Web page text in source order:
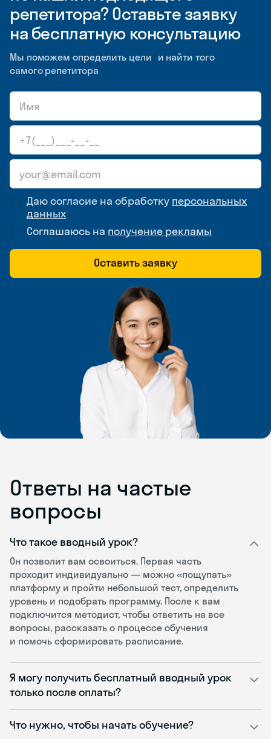
репетитора? Оставьте заявку
на бесплатную консультацию
Мы поможем определить цели и найти того
самого репетитора
Даю согласие на обработку персональных
данных
Соглашаюсь на получение рекламы
Оставить заявку
Ответы на частые
вопросы
Что такое вводный урок?
Он позволит вам освоиться. Первая часть
проходит индивидуально — можно «пощупать»
платформу и пройти небольшой тест, определить
уровень и подобрать программу. После к вам
подключится методист, чтобы ответить на все
вопросы, рассказать о процессе обучения
и помочь сформировать расписание.
Я могу получить бесплатный вводный урок
только после оплаты?
Что нужно, чтобы начать обучение?